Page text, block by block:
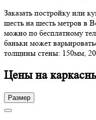
Заказать постройку или
шесть на шесть метров в
можно по бесплатному
баньки может
толщины стены: 150мм,
Цены на
Размер